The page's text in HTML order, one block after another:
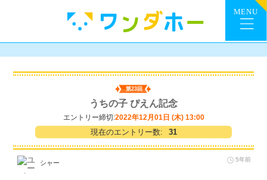
第23回
うちの子 ぴえん記念
エントリー締切:2022年12月01日 (木) 13:00
現在のエントリー数: 31
シャー 5年前